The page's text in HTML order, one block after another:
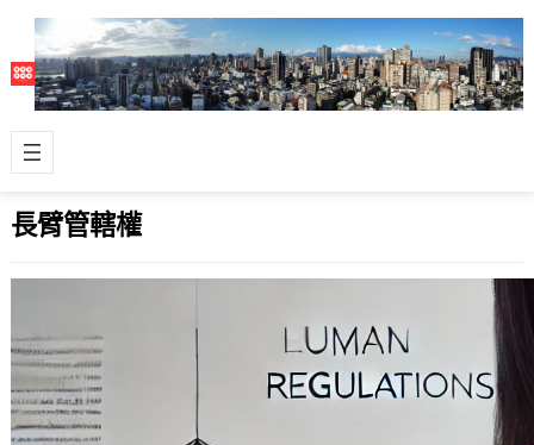
長臂管轄權
歐盟 AI 法規登場，長臂管轄權再現，全
2024 年 8 月 2 日
近日，歐盟立法通過的人工智慧法案
(Artificial Intelligence Act) 於2024年